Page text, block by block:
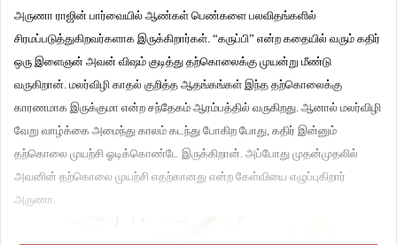
அருணா ராஜின் பார்வையில் ஆண்கள் பெண்களை பலவிதங்களில்
சிரமப்படுத்துகிறவர்களாக இருக்கிறார்கள். “கருப்பி” என்ற கதையில் வரும் கதிர்
ஒரு இளைஞன் அவன் விஷம் குடித்து தற்கொலைக்கு முயன்று மீண்டு
வருகிறான். மலர்விழி காதல் குறித்த ஆதங்கங்கள் இந்த தற்கொலைக்கு
காரணமாக இருக்குமா என்ற சந்தேகம் ஆரம்பத்தில் வருகிறது. ஆனால் மலர்விழி
வேறு வாழ்க்கை அமைந்து காலம் கடந்து போகிற போது, கதிர் இன்னும்
தற்கொலை முயற்சி ஓடிக்கொண்டே இருக்கிறான். அப்போது முதன்முதலில்
அவனின் தற்கொலை முயற்சி எதற்கானது என்ற கேள்வியை எழுப்புகிறார்
அருணா.